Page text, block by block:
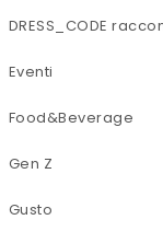
DRESS_CODE
Eventi
Food&Beverage
Gen Z
Gusto